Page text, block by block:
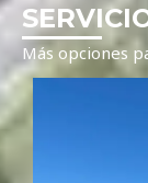
Más opciones